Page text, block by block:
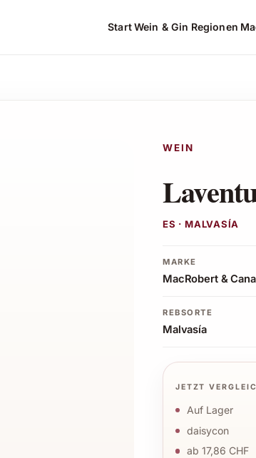
StartWein & Gin Regionen
WEIN
ES · MALVASÍA
MARKE
MacRobert &
REBSORTE
Malvasía
JETZT
Auf Lager
daisycon
ab 17,86 CHF